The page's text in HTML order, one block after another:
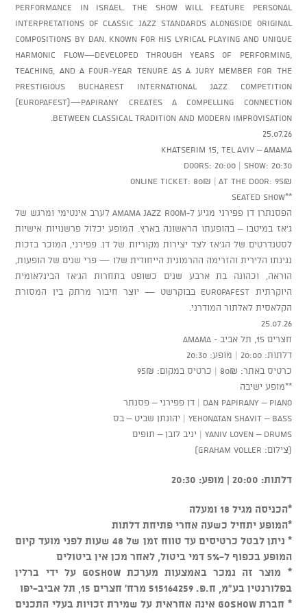
performance in Israel. The show will feature personal
interpretations of classic jazz standards alongside original
compositions by Dan. Known for his lyrical playing and unique
harmonic flow—developed through years of performing,
teaching, and a four-year tenure as a jury member for the
prestigious Bucharest International Jazz Competition
(EUROPAfest)—Papirany creates a compelling connection
between classical tradition and modern improvisation.
25.07.26
Khatserim 15, Tel Aviv – AMAMA
Doors: 20:00 | Show: 20:30
Online ticket: 80₪ | At the door: 95₪
**Seated show
הפסנתרן דן פפירני מגיע ל-AMAMA Jazz Room לערב אינטימי ומרגש של
ג'אז במיטבו – בהופעתו הראשונה בארץ. המופע יכלול פרשנויות אישיות
לסטנדרטים של הג'אז לצד יצירות מקוריות של דן. פפירני, המוכר בזכות
נגינתו הלירית והזרימה ההרמונית הייחודית שלו — פרי שנים של הופעות,
הוראה, וכהונה בת ארבע שנים כשופט בתחרות הג'אז הבינלאומית
היוקרתית EUROPAfest בבוקרשט — יוצר חיבור מרתק בין המסורת
הקלאסית לאלתור המודרני.
25.07.26
חצרים 15, תל אביב - AMAMA
דלתות: 20:00 | מופע: 20:30
כרטיס באתר: 80₪ | כרטיס במקום: 95₪
**מופע ישיבה
Dan Papirany – Piano | דן פפירני – פסנתר
Yehonatan Shavit – Bass | יהונתן שביט – בס
Yaniv Loven – Drums | יניב לובן – תופים
(צילום: Graham Voller)
דלתות: 20:00 | מופע: 20:30
*הכניסה מגיל 18 ומעלה
*המופע יתחיל כשעה אחרי פתיחת דלתות
* ניתן לבטל כרטיסים עד טווח זמן של 48 שעות לפני מועד קיום
המופע בכפוף ל-5% דמי ביטול, לאחר מכן אין ביטולים
* מוצר זה נמכר באמצעות מערכת GOSHOW על ידי ברלין
בפלורנטין בע"מ, ח.פ. 515164259 מרח' חצרים 15, תל אביב-יפו
* חברת GOSHOW אינה אחראית על שמירת זכויות בעלי התכנים